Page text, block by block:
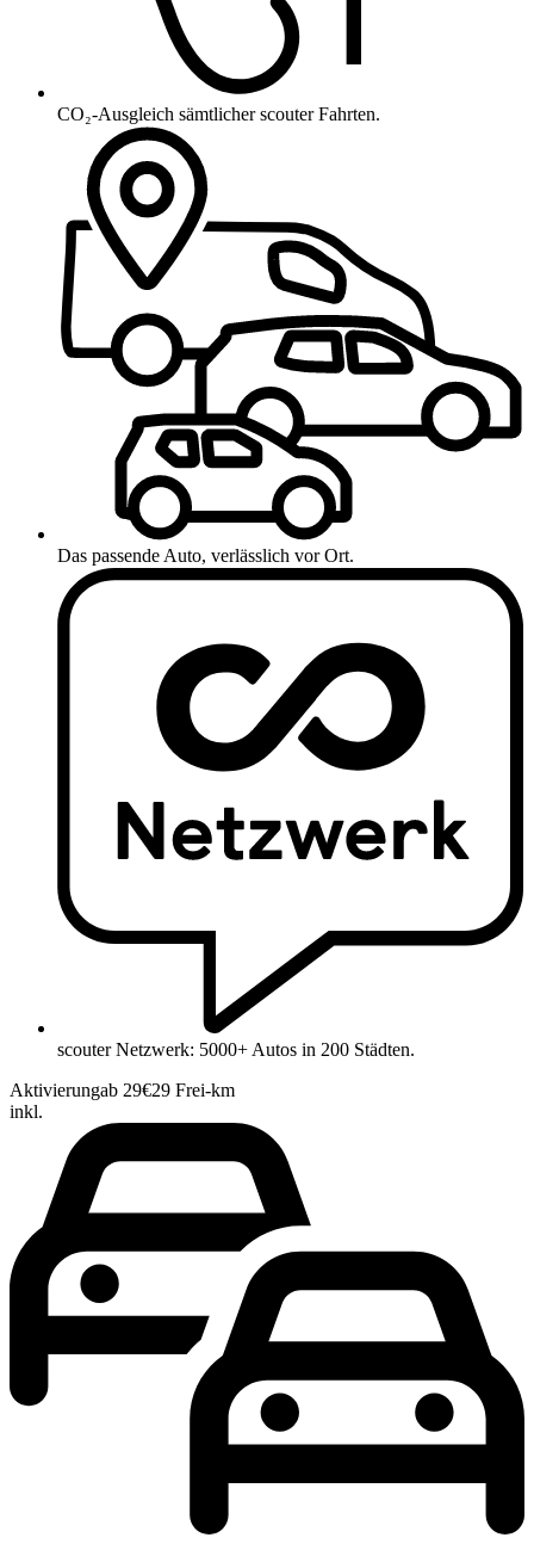
CO₂-Ausgleich sämtlicher scouter Fahrten.
Das passende Auto, verlässlich vor Ort.
scouter Netzwerk: 5000+ Autos in 200 Städten.
Aktivierungab 29€29 Frei-km
inkl.